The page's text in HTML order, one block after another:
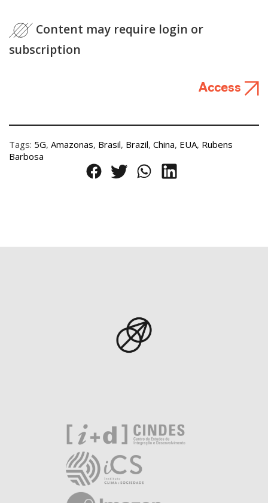
Content may require login or
subscription
Access
Tags: 5G, Amazonas, Brasil, Brazil, China, EUA, Rubens
Barbosa